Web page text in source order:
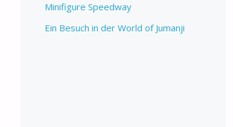
Minifigure Speedway
Ein Besuch in der World of Jumanji